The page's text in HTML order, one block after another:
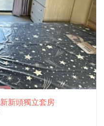
新頭獨立套房